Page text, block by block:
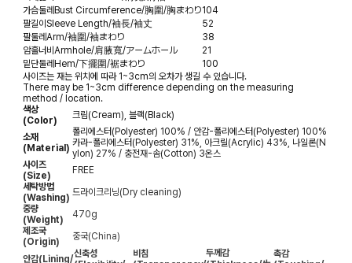
가슴둘레Bust Circumference/胸圍/胸まわり104
팔길이Sleeve Length/袖長/袖丈
52
팔둘레Arm/袖圍/袖まわり
38
암홀너비Armhole/肩腋寬/アームホール
21
밑단둘레Hem/下擺圍/裾まわり
100
사이즈는 재는 위치에 따라 1~3cm의 오차가 생길 수 있습니다.
There may be 1~3cm difference depending on the measuring
method / location.
색상
(Color)
크림(Cream), 블랙(Black)
소재
(Material)
폴리에스터(Polyester) 100% / 안감-폴리에스터(Polyester) 100%
카라-폴리에스터(Polyester) 31%, 아크릴(Acrylic) 43%, 나일론(N
ylon) 27% / 충전재-솜(Cotton) 3온스
사이즈
(Size)
FREE
세탁방법
(Washing) 드라이크리닝(Dry cleaning)
중량
(Weight)
470g
제조국
(Origin)
중국(China)
안감(Lining/신축성
비침
두께감
촉감